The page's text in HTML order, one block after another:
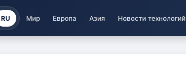
RU Мир Европа Азия Новости технологий